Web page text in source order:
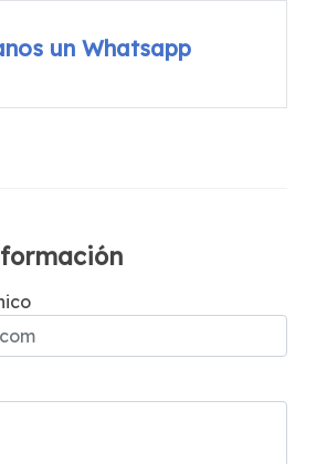
un Whatsapp